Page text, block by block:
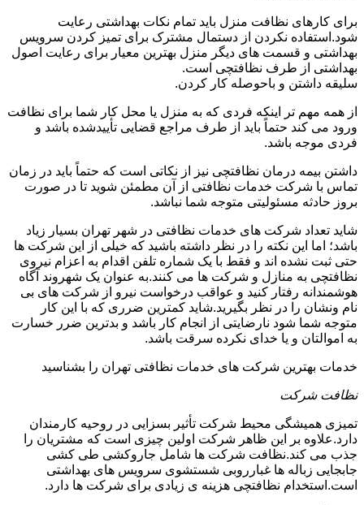
برای کارهای نظافت منزل باید تمام نکات بهداشتی رعایت
شود.استفاده نکردن از دستمال مشترک برای تمیز کردن سرویس
بهداشتی و قسمت های دیگر منزل بهترین معیار برای رعایت اصول
بهداشتی از طرف نظافتچی است.
سلیقه داشتن و باحوصله کار کردن.
از همه مهم تر اینکه فردی که به منزل یا محل کار شما برای نظافت
ورود می کند حتماً باید از طرف مراجع قضایی تأییدشده باشد و
فردی موجه باشد.
داشتن بیمه درمان نظافتچی نیز از نکاتی است که حتماً باید در زمان
تماس با شرکت خدمات نظافتی از آن مطمئن شوید تا در صورت
بروز حادثه مسئولیتی متوجه شما نباشد.
شاید تعداد شرکت های خدمات نظافتی در شهر تهران بسیار زیاد
باشد؛ اما این نکته را در نظر داشته باشید که خیلی از این شرکت ها
حتی ثبت نشده اند و فقط با یک شماره تلفن اقدام به اعزام نیروی
نظافتچی به منازل و شرکت ها می کنند.به عنوان یک شهروند آگاه
هوشمندانه رفتار کنید و عواقب درخواست نیرو از شرکت های بی
نام ونشان را در نظر بگیرید.شاید کمترین ضرری که با این کار
متوجه شما شود نارضایتی از انجام کار باشد و بدترین ضرر خسارت
به اموالتان و یا خدای نکرده سرقت باشد.
خدمات بهترین شرکت های خدمات نظافتی تهران را بشناسید
نظافت شرکت
تمیزی همیشگی محیط شرکت تأثیر بسزایی در روحیه کارمندان
دارد.علاوه بر این ظاهر شرکت اولین چیزی است که مشتریان را
جذب می کند.نظافت شرکت ها شامل جاروکشی طی کشی
جابجایی زباله ها غبارروبی شستشوی سرویس های بهداشتی
است.استخدام نظافتچی هزینه ی زیادی برای شرکت ها دارد.